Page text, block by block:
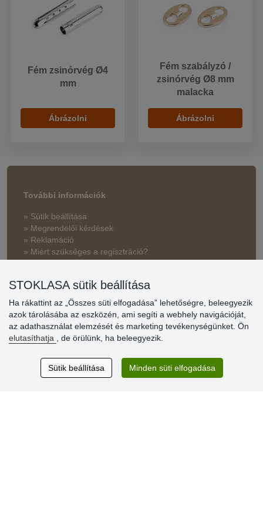
Fém zsinórvég Ø4
mm
Ábrázolni
Fém szabályzó /
zsinórvég Ø8 mm
malacka
Ábrázolni
További információk
» Sütik beállítása
» Megrendelői kérdések
» Reklamáció
» Miért szükséges a regisztráció?
vásárlóinknak
» Súgó
Vásárlók
értékelése
STOKLASA sütik beállítása
Ha rákattint az „Összes süti elfogadása” lehetőségre, beleegyezik
azok tárolásába az eszközén, ami segíti a webhely navigációját,
az adathasználat elemzését és marketing tevékenységünket. Ön
elutasíthatja
, de örülünk, ha beleegyezik.
Sütik beállítása Minden süti elfogadása